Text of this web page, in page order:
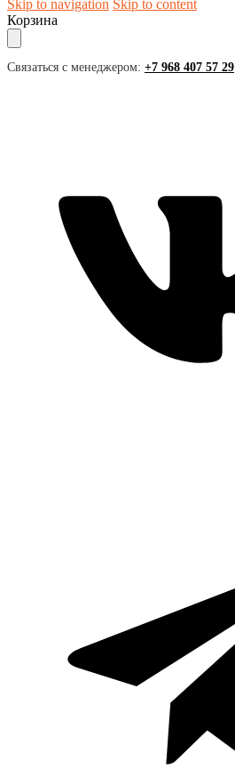
Skip to navigation Skip to content
Корзина
Связаться с менеджером: +7 968 407 57 29